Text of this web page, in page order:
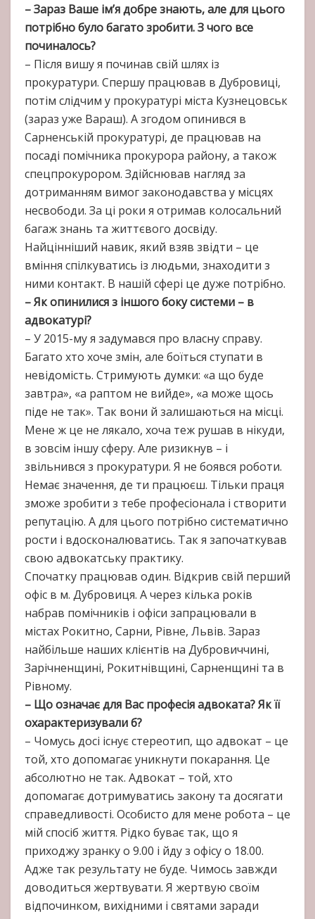
– Зараз Ваше ім’я добре знають, але для цього
потрібно було багато зробити. З чого все
починалось?
– Після вишу я починав свій шлях із
прокуратури. Спершу працював в Дубровиці,
потім слідчим у прокуратурі міста Кузнецовськ
(зараз уже Вараш). А згодом опинився в
Сарненській прокуратурі, де працював на
посаді помічника прокурора району, а також
спецпрокурором. Здійснював нагляд за
дотриманням вимог законодавства у місцях
несвободи. За ці роки я отримав колосальний
багаж знань та життєвого досвіду.
Найцінніший навик, який взяв звідти – це
вміння спілкуватись із людьми, знаходити з
ними контакт. В нашій сфері це дуже потрібно.
– Як опинилися з іншого боку системи – в
адвокатурі?
– У 2015-му я задумався про власну справу.
Багато хто хоче змін, але боїться ступати в
невідомість. Стримують думки: «а що буде
завтра», «а раптом не вийде», «а може щось
піде не так». Так вони й залишаються на місці.
Мене ж це не лякало, хоча теж рушав в нікуди,
в зовсім іншу сферу. Але ризикнув – і
звільнився з прокуратури. Я не боявся роботи.
Немає значення, де ти працюєш. Тільки праця
зможе зробити з тебе професіонала і створити
репутацію. А для цього потрібно систематично
рости і вдосконалюватись. Так я започаткував
свою адвокатську практику.
Спочатку працював один. Відкрив свій перший
офіс в м. Дубровиця. А через кілька років
набрав помічників і офіси запрацювали в
містах Рокитно, Сарни, Рівне, Львів. Зараз
найбільше наших клієнтів на Дубровиччині,
Зарічненщині, Рокитнівщині, Сарненщині та в
Рівному.
– Що означає для Вас професія адвоката? Як її
охарактеризували б?
– Чомусь досі існує стереотип, що адвокат – це
той, хто допомагає уникнути покарання. Це
абсолютно не так. Адвокат – той, хто
допомагає дотримуватись закону та досягати
справедливості. Особисто для мене робота – це
мій спосіб життя. Рідко буває так, що я
приходжу зранку о 9.00 і йду з офісу о 18.00.
Адже так результату не буде. Чимось завжди
доводиться жертвувати. Я жертвую своїм
відпочинком, вихідними і святами заради